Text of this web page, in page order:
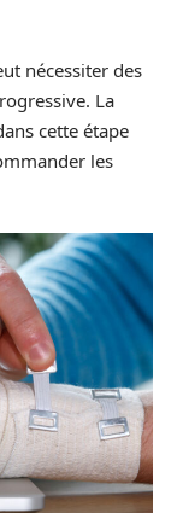
nécessiter des
La
cette étape
les